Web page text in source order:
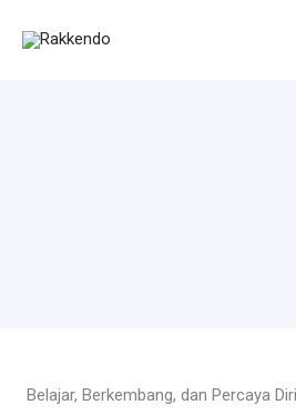
Belajar, Berkembang, dan Percaya